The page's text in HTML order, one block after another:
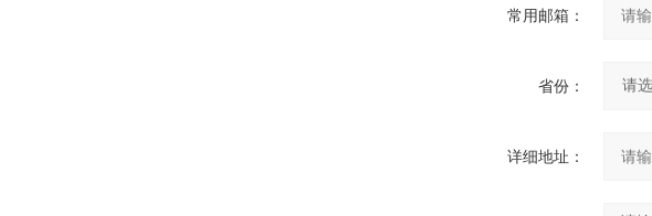
常用邮箱：
省份：
详细地址：